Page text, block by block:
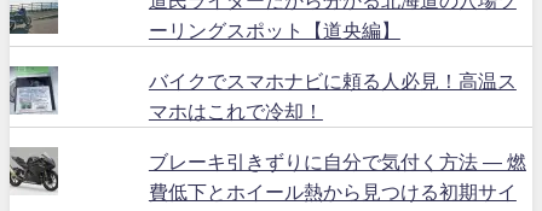
ーリングスポット【道央編】
バイクでスマホナビに頼る人必見！高温ス
マホはこれで冷却！
ブレーキ引きずりに自分で気付く方法 ― 燃
費低下とホイール熱から見つける初期サイ